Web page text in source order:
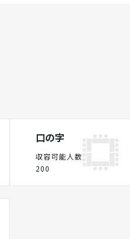
口の字
収容可能人数
200